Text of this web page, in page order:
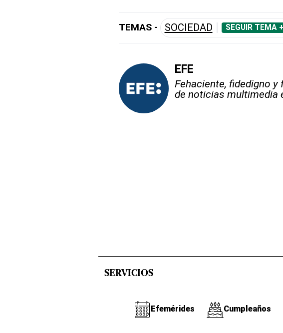
TEMAS - SOCIEDAD SEGUIR TEMA +
EFE
Fehaciente, fidedigno y
de noticias multimedia
SERVICIOS
Efemérides Cumpleaños